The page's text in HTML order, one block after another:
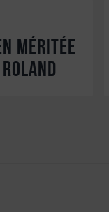
méritée